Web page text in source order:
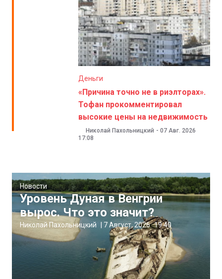
Деньги
«Причина точно не в риэлторах».
Тофан прокомментировал
высокие цены на недвижимость
Николай Пахольницкий - 07 Авг. 2026
17:08
Новости
Уровень Дуная в Венгрии
вырос. Что это значит?
Николай Пахольницкий 7 Август, 2026 19:40